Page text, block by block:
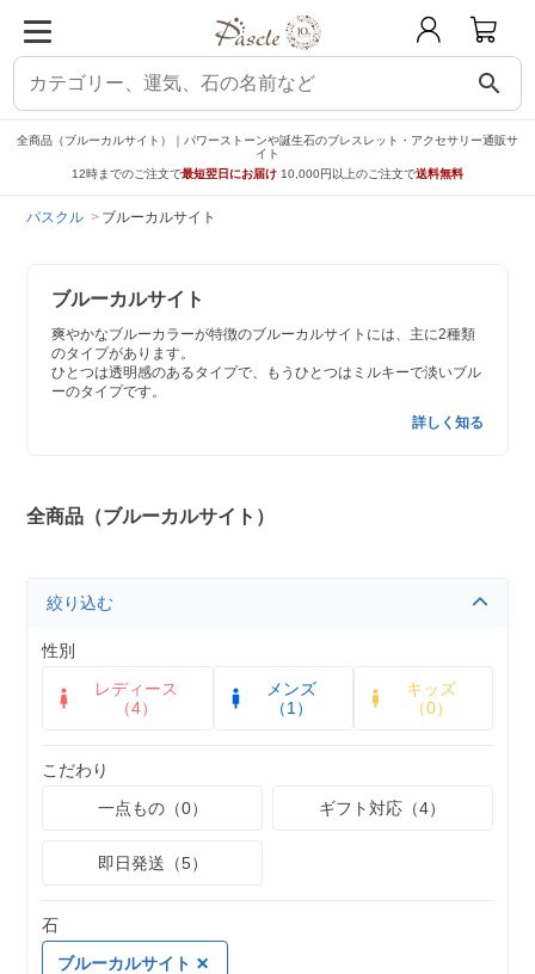
search
全商品（ブルーカルサイト）｜パワーストーンや誕生石のブレスレット・アクセサリー通販サ
イト
12時までのご注文で最短翌日にお届け 10,000円以上のご注文で送料無料
パスクル ブルーカルサイト
ブルーカルサイト
爽やかなブルーカラーが特徴のブルーカルサイトには、主に2種類
のタイプがあります。
ひとつは透明感のあるタイプで、もうひとつはミルキーで淡いブル
ーのタイプです。
詳しく知る
全商品（ブルーカルサイト）
絞り込む
性別
レディース
（4）
メンズ
（1）
キッズ
（0）
こだわり
一点もの（0）
ギフト対応（4）
即日発送（5）
石
ブルーカルサイト